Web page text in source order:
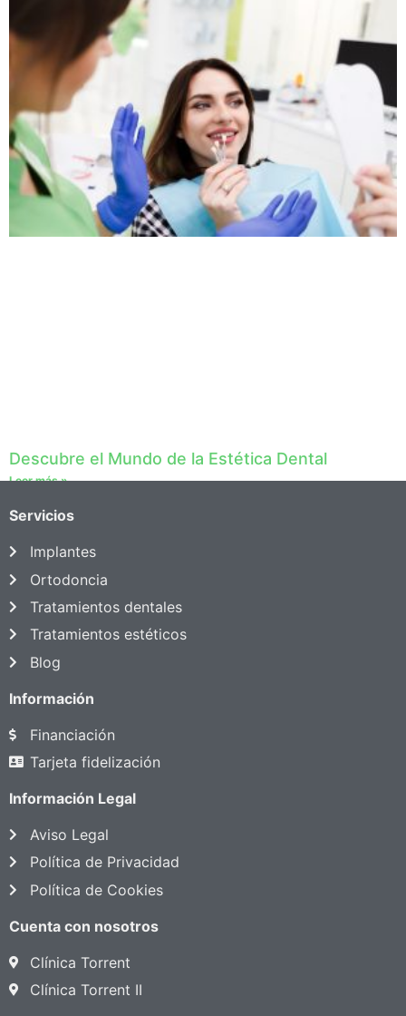
Descubre el Mundo de la Estética Dental
Leer más »
Servicios
Implantes
Ortodoncia
Tratamientos dentales
Tratamientos estéticos
Blog
Información
Financiación
Tarjeta fidelización
Información Legal
Aviso Legal
Política de Privacidad
Política de Cookies
Cuenta con nosotros
Clínica Torrent
Clínica Torrent II